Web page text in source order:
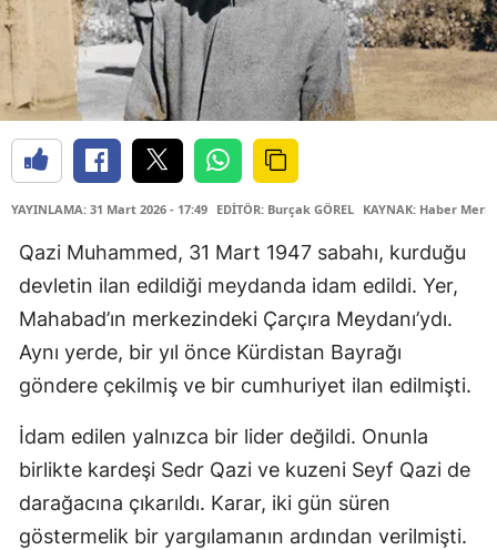
YAYINLAMA: 31 Mart 2026 - 17:49 EDİTÖR: Burçak GÖREL KAYNAK: Haber
Qazi Muhammed, 31 Mart 1947 sabahı, kurduğu
devletin ilan edildiği meydanda idam edildi. Yer,
Mahabad’ın merkezindeki Çarçıra Meydanı’ydı.
Aynı yerde, bir yıl önce Kürdistan Bayrağı
göndere çekilmiş ve bir cumhuriyet ilan edilmişti.
İdam edilen yalnızca bir lider değildi. Onunla
birlikte kardeşi Sedr Qazi ve kuzeni Seyf Qazi de
darağacına çıkarıldı. Karar, iki gün süren
göstermelik bir yargılamanın ardından verilmişti.